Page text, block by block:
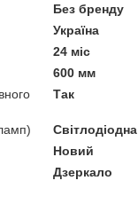
Без бренду
Україна
24 міс
600 мм
Так
Світлодіодна
Новий
Дзеркало